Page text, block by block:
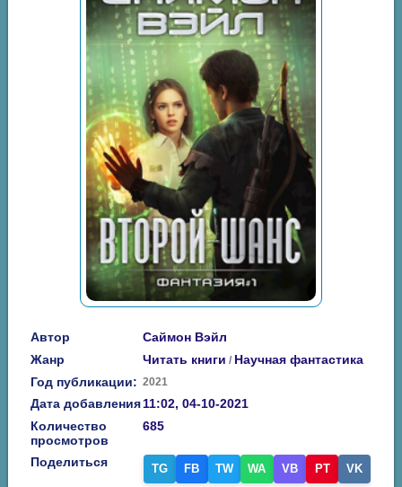
Автор
Саймон Вэйл
Жанр
Читать книги / Научная фантастика
Год публикации: 2021
Дата добавления11:02, 04-10-2021
Количество
просмотров
685
Поделиться TG FB TW WA VB PT VK